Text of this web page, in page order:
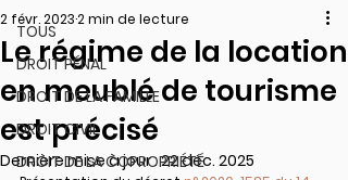
TOUS
DROIT PÉNAL
DROIT DE LA FAMILLE
DROIT CIVIL
DROIT DE LA COPROPRIÉTÉ
Le régime de la location
en meublé de tourisme
est précisé
2 févr. 20232 min de lecture
Dernière mise à jour :22 déc. 2025